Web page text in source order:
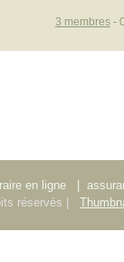
3 membres-
en ligne
réservés |